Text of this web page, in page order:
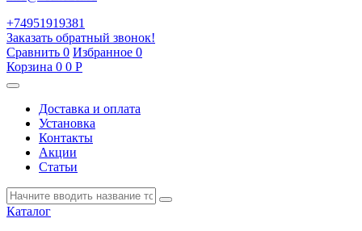
+74951919381
Заказать обратный звонок!
Сравнить 0 Избранное 0
Корзина 0 0 Р
Доставка и оплата
Установка
Контакты
Акции
Статьи
Каталог